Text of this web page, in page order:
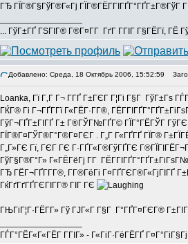
ГЂ ГЇГ®Г§ГўГ®Г«Гј ГЇГ®ГЁГ­ГІГҐГ°ГҐГ±Г®ГўГ
... ГўГ±ГҐ ГЅГІГ® Г®Г¤Г­Г ГґГ Г­ГІГ Г§ГЁГї, ГЁ
Добавлено: Среда, 18 Октябрь 2006, 15:52:59
Loanka, Гї Г‚Г Г¬ Г­ГҐ Г±ГЄГ Г¦Гі Г§Г ГўГ±Гѕ
ГЌГ® Гі Г¬ГҐГ­Гї Г«ГЁГ·Г­Г®,
ГўГ¬ГҐГ±ГІГҐ Г± Г®ГЎГ№ГҐГ© ГЇГ°ГЁГЎГ
ГЇГ®Г¤ГЎГ®Г°Г®Г¤ГЄГ . Г„Г Г«ГҐГҐ ГЇГ®
Г„Г»ГЄ Гї, ГЄГ ГЄ Г·ГҐГ«Г®ГўГҐГЄ
ГўГ§Г®Г°Г» Г«ГЁГёГј Г­Г
ГЂ ГЁГ¬ГҐГ­Г­Г®, Г­Г®ГёГі Г¤ГҐГЄГ®Г«ГјГІГҐ
ГќГґГґГҐГЄГІГ­Г® ГІГ ГЄ
ГЊГіГ¦Г·ГЁГ­Г» Гў ГЈГ«Г Г§Г Г°ГҐГ¤ГЄГ®
ГЃГ°ГЁГ«Г«ГЁГ Г­ГІГ» - Г«ГіГ·ГёГЁГҐ